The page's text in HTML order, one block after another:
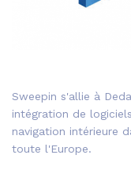
Sweepin s'allie à
intégration de
navigation intérieure
toute l'Europe.